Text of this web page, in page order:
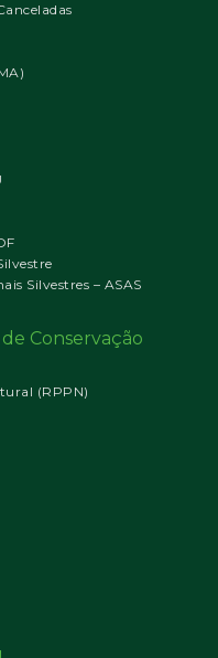
Silvestres – ASAS
Conservação
(RPPN)